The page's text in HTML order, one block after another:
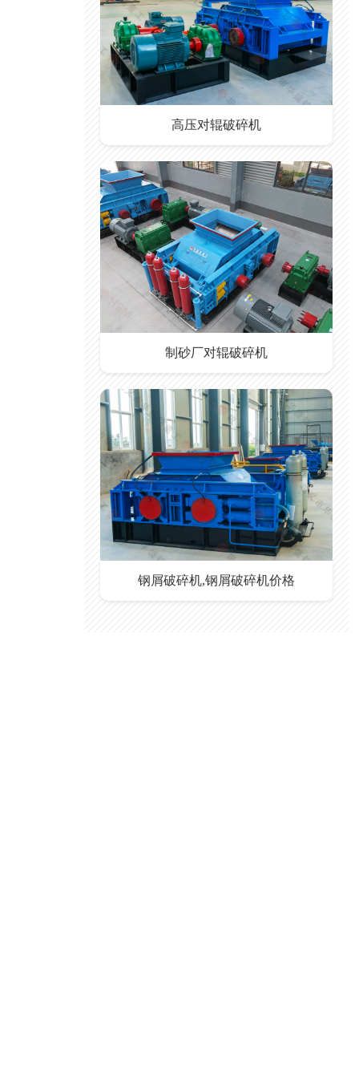
高压对辊破碎机
制砂厂对辊破碎机
钢屑破碎机,钢屑破碎机价格